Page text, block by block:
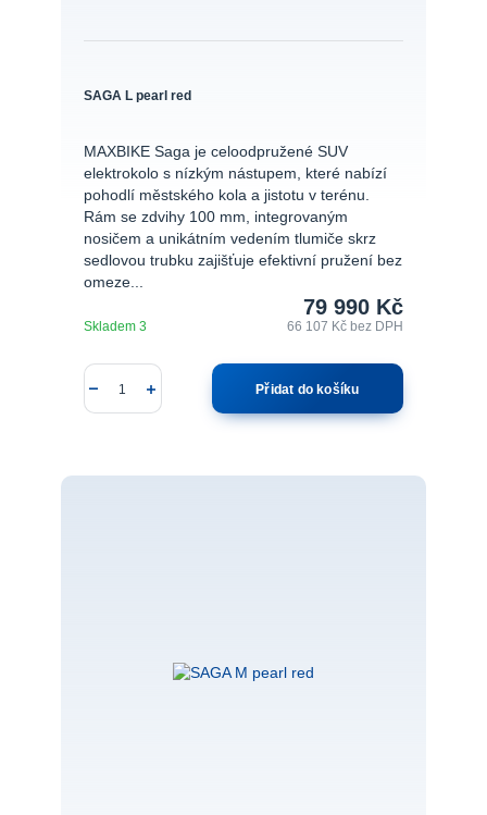
SAGA L pearl red
MAXBIKE Saga je celoodpružené SUV
elektrokolo s nízkým nástupem, které nabízí
pohodlí městského kola a jistotu v terénu.
Rám se zdvihy 100 mm, integrovaným
nosičem a unikátním vedením tlumiče skrz
sedlovou trubku zajišťuje efektivní pružení bez
omeze...
79 990 Kč
66 107 Kčbez DPH
Skladem 3
Přidat do košíku